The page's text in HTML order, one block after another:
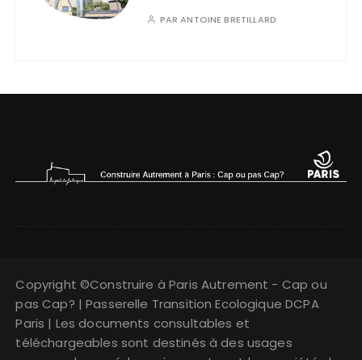
PARANTOINE BRETILLARD
Copyright ©Construire à Paris Autrement - Cap ou
pas Cap? | Passerelle Transition Ecologique DCPA
Paris | Les documents consultables et
téléchargeables sont destinés à des usages